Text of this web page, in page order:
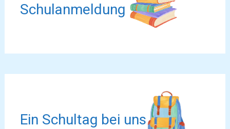
Schulanmeldung
Ein Schultag bei uns